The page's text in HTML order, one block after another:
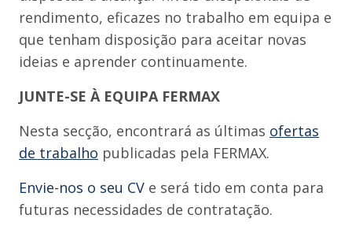
rendimento, eficazes no trabalho em equipa e
que tenham disposição para aceitar novas
ideias e aprender continuamente.
JUNTE-SE À EQUIPA FERMAX
Nesta secção, encontrará as últimas ofertas
de trabalho publicadas pela FERMAX.
Envie-nos o seu CV e será tido em conta para
futuras necessidades de contratação.